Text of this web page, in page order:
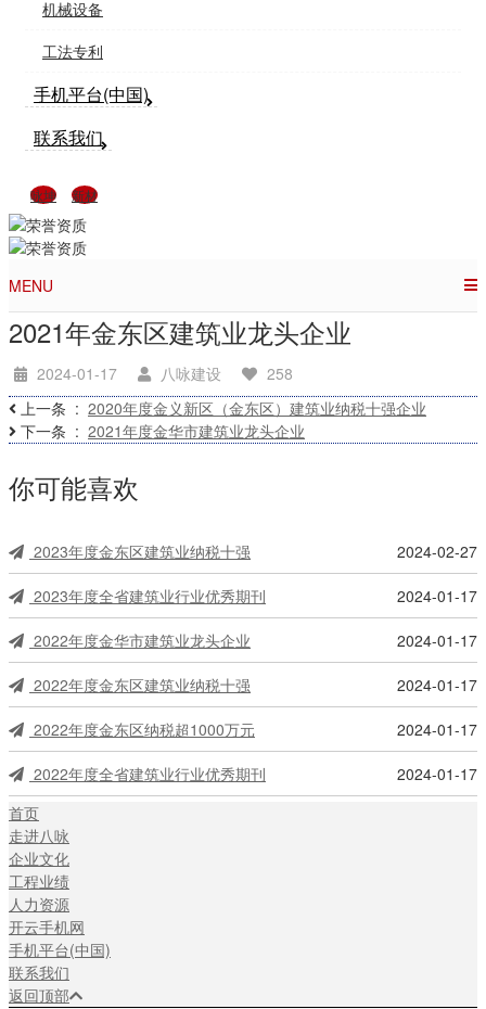
机械设备
工法专利
手机平台(中国)
联系我们
咏坤 新材
MENU
2021年金东区建筑业龙头企业
2024-01-17 八咏建设
258
上一条
2020年度金义新区（金东区）建筑业纳税十强企业
下一条
2021年度金华市建筑业龙头企业
你可能喜欢
2024-02-27
2023年度金东区建筑业纳税十强
2024-01-17
2023年度全省建筑业行业优秀期刊
2024-01-17
2022年度金华市建筑业龙头企业
2024-01-17
2022年度金东区建筑业纳税十强
2024-01-17
2022年度金东区纳税超1000万元
2024-01-17
2022年度全省建筑业行业优秀期刊
首页
走进八咏
企业文化
工程业绩
人力资源
开云手机网
手机平台(中国)
联系我们
返回顶部